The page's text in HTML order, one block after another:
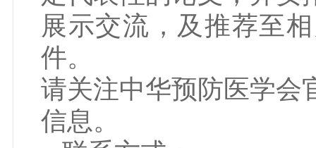
展示交流，及推荐至
件。
请关注中华预防医学会
信息。